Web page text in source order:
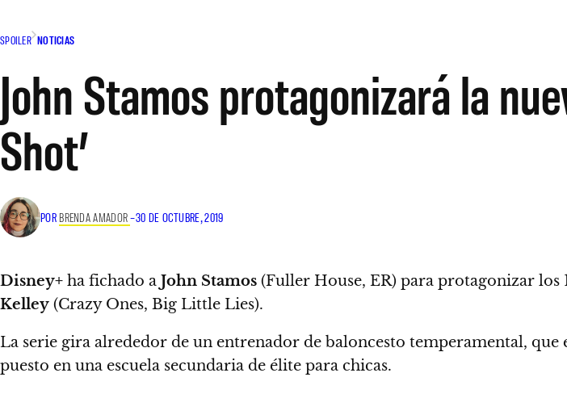
SPOILER NOTICIAS
John Stamos protagonizará la
Shot’
POR BRENDA AMADOR–30 DE OCTUBRE, 2019
Disney+ ha fichado a John Stamos (Fuller House, ER) para protagonizar los
Kelley (Crazy Ones, Big Little Lies).
La serie gira alrededor de un entrenador de baloncesto temperamental, que
puesto en una escuela secundaria de élite para chicas.